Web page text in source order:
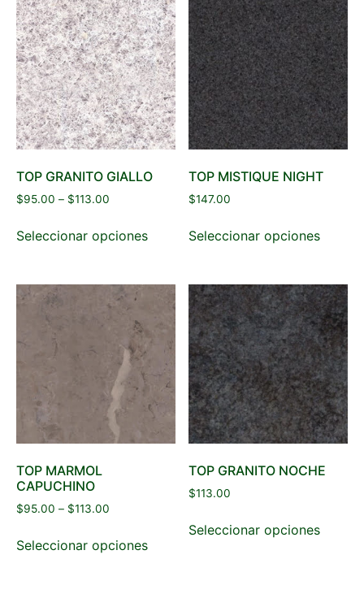
TOP GRANITO GIALLO
$95.00 – $113.00
Seleccionar opciones
TOP MISTIQUE NIGHT
$147.00
Seleccionar opciones
TOP MARMOL
CAPUCHINO
$95.00 – $113.00
Seleccionar opciones
TOP GRANITO NOCHE
$113.00
Seleccionar opciones